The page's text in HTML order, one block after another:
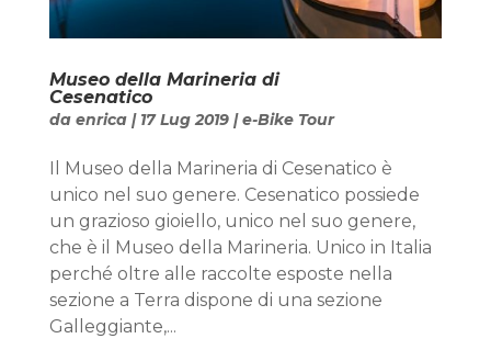
Museo della Marineria di
Cesenatico
da enrica| 17 Lug 2019|e-Bike Tour
Il Museo della Marineria di Cesenatico è
unico nel suo genere. Cesenatico possiede
un grazioso gioiello, unico nel suo genere,
che è il Museo della Marineria. Unico in Italia
perché oltre alle raccolte esposte nella
sezione a Terra dispone di una sezione
Galleggiante,...